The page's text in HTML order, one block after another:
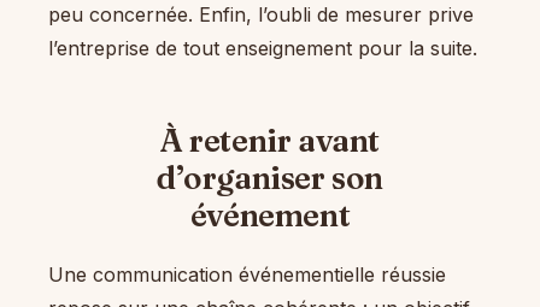
peu concernée. Enfin, l’oubli de mesurer prive
l’entreprise de tout enseignement pour la suite.
À retenir avant
d’organiser son
événement
Une communication événementielle réussie